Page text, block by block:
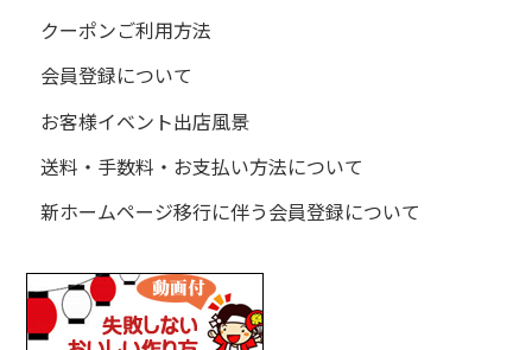
クーポンご利用方法
会員登録について
お客様イベント出店風景
送料・手数料・お支払い方法について
新ホームページ移行に伴う会員登録について